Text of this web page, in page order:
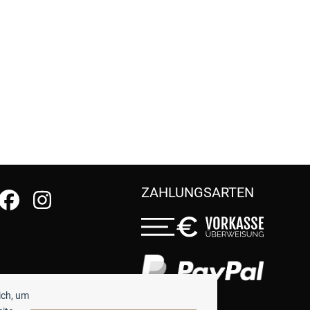
um
ZAHLUNGSARTEN